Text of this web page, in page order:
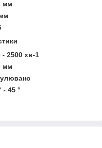
мм
- 2500 хв-1
мм
- 45 °